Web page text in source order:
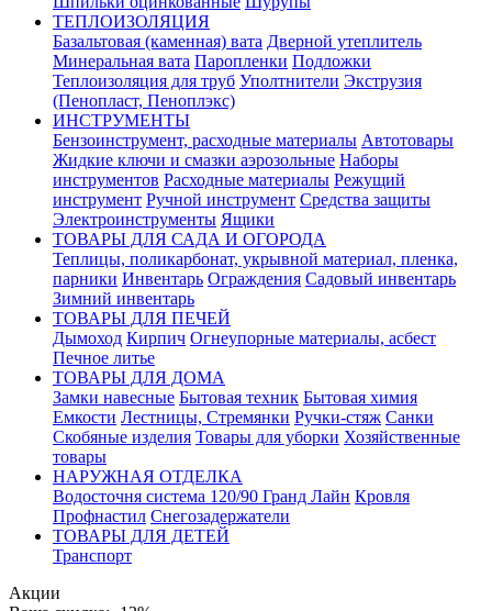
ТЕПЛОИЗОЛЯЦИЯ
Базальтовая (каменная) вата Дверной утеплитель
Минеральная вата Паропленки Подложки
Теплоизоляция для труб Уполтнители Экструзия
(Пенопласт, Пеноплэкс)
ИНСТРУМЕНТЫ
Бензоинструмент, расходные материалы Автотовары
Жидкие ключи и смазки аэрозольные Наборы
инструментов Расходные материалы Режущий
инструмент Ручной инструмент Средства защиты
Электроинструменты Ящики
ТОВАРЫ ДЛЯ САДА И ОГОРОДА
Теплицы, поликарбонат, укрывной материал, пленка,
парники Инвентарь Ограждения Садовый инвентарь
Зимний инвентарь
ТОВАРЫ ДЛЯ ПЕЧЕЙ
Дымоход Кирпич Огнеупорные материалы, асбест
Печное литье
ТОВАРЫ ДЛЯ ДОМА
Замки навесные Бытовая техник Бытовая химия
Емкости Лестницы, Стремянки Ручки-стяж Санки
Скобяные изделия Товары для уборки Хозяйственные
товары
НАРУЖНАЯ ОТДЕЛКА
Водосточня система 120/90 Гранд Лайн Кровля
Профнастил Снегозадержатели
ТОВАРЫ ДЛЯ ДЕТЕЙ
Транспорт
Акции